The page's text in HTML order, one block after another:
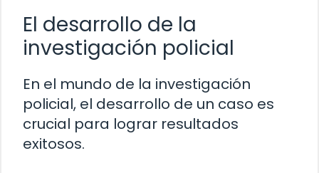
El desarrollo de la
investigación policial
En el mundo de la investigación
policial, el desarrollo de un caso es
crucial para lograr resultados
exitosos.